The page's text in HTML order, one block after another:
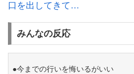
口を出してきて…
みんなの反応
●今までの行いを悔いるがいい